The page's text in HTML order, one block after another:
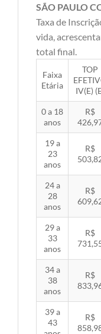
SÃO PAULO
Taxa de
vida,
total final.
Faixa
Etária
TOP
IV(E)
0 a 18
anos
R$
19 a
23
anos
R$
24 a
28
anos
R$
29 a
33
anos
R$
34 a
38
anos
R$
39 a
43
R$